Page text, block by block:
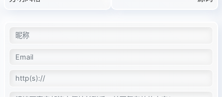
player.src = 'http://v.nrzj.vip/
}
bind(player, 'error', function () {